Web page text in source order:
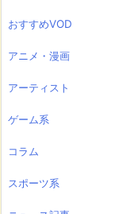
おすすめVOD
アニメ・漫画
アーティスト
ゲーム系
コラム
スポーツ系